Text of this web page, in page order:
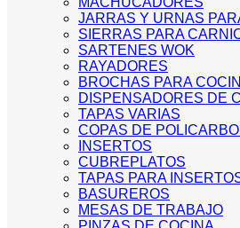
JARRAS Y URNAS
SIERRAS PARA
SARTENES WOK
RAYADORES
BROCHAS PARA
DISPENSADORES DE
TAPAS VARIAS
COPAS DE
INSERTOS
CUBREPLATOS
TAPAS PARA
BASUREROS
MESAS DE TRABAJO